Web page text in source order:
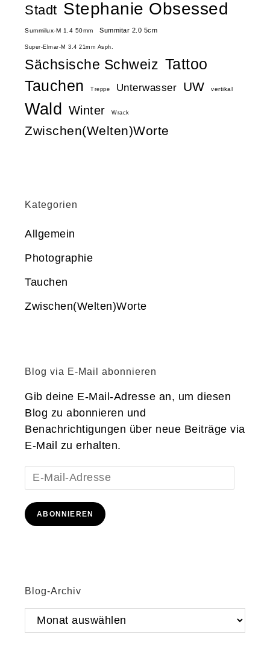
Stadt Stephanie Obsessed
Summilux-M 1.4 50mm Summitar 2.0 5cm
Super-Elmar-M 3.4 21mm Asph.
Sächsische Schweiz Tattoo
Tauchen
Treppe Unterwasser UW vertikal
Wald Winter Wrack
Zwischen(Welten)Worte
Kategorien
Allgemein
Photographie
Tauchen
Zwischen(Welten)Worte
Blog via E-Mail abonnieren
Gib deine E-Mail-Adresse an, um diesen
Blog zu abonnieren und
Benachrichtigungen über neue Beiträge via
E-Mail zu erhalten.
E-
Mail-
Adresse
ABONNIEREN
Blog-Archiv
Blog-
Archiv